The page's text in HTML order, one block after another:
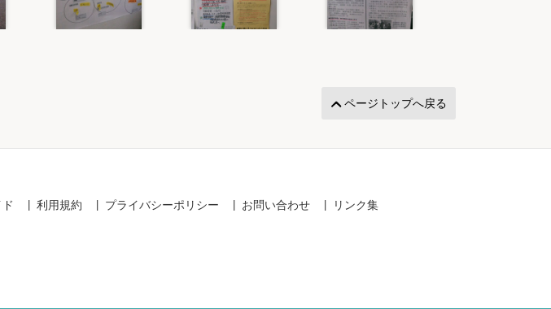
ページトップへ戻る
利用規約 プライバシーポリシー お問い合わせ リンク集